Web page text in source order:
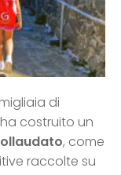
di
costruito un
, come
raccolte su